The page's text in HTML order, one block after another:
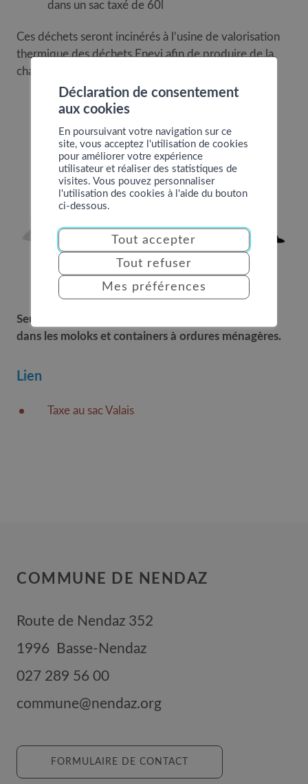
dans un sac taxé de 60l
Ces déchets seront incinérés à l’usine de valorisation
thermique des déchets Enevi afin de produire de la
chaleur et de l’électricité.
Seuls les sacs taxés, rouges et blancs, sont admis
dans les moloks et containers à ordures ménagères.
Lien
Taxe au sac Valais
COMMUNE DE NENDAZ
Route de Nendaz 352
1996
Basse-Nendaz
027 289 56 00
commune@nendaz.org
FORMULAIRE DE CONTACT
Déclaration de consentement
aux cookies
En poursuivant votre navigation sur ce
site, vous acceptez l'utilisation de cookies
pour améliorer votre expérience
utilisateur et réaliser des statistiques de
visites. Vous pouvez personnaliser
l'utilisation des cookies à l'aide du bouton
ci-dessous.
Tout accepter
Tout refuser
Mes préférences